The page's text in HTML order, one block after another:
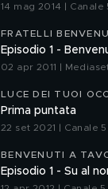
14 mag 2014 | Canale
FRATELLI
Episodio 1 -
02 apr 2011 |
LUCE DEI TUOI
Prima puntata
22 set 2021 | Canale 5
BENVENUTI A
Episodio 1 - Su al